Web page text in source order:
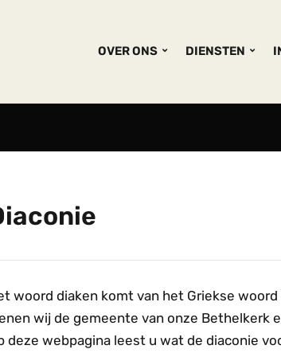
OVER ONS DIENSTEN
woord diaken komt van het Griekse
wij de gemeente van onze Bethelkerk
deze webpagina leest u wat de diaconie